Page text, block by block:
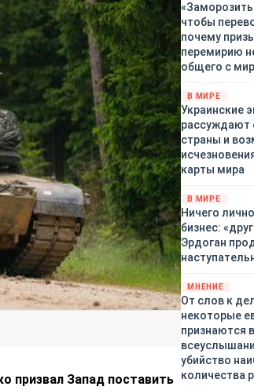
призвал Запад поставить
Брянской,
Курской,
Орловской,
Рязанской,
Тульской
Республики
Татарстан,
края и над
чтобы
почему
перемирию
общего с
В МИРЕ
Украинские
рассуждают
страны и
карты мира
В МИРЕ
Ничего
бизнес:
Эрдоган
МНЕНИЕ
От слов к
некоторые
признаются
убийство
количества